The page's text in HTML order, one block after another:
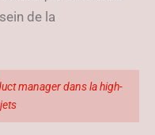
de la
manager dans la high-